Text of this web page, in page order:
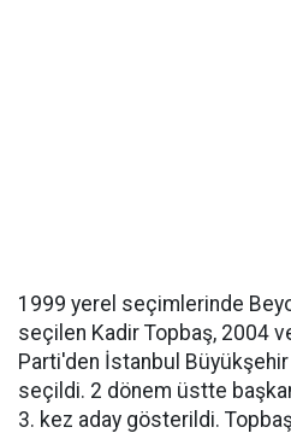
1999 yerel seçimlerinde
seçilen Kadir Topbaş, 2004
Parti'den İstanbul Büyükşehir
seçildi. 2 dönem üstte
3. kez aday gösterildi.